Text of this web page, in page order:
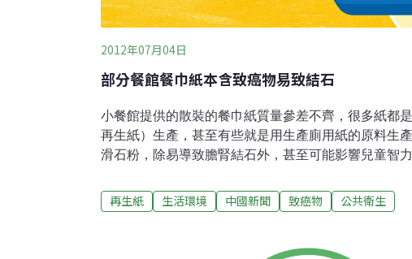
2012年07月04日
部分餐館餐巾紙本含致癌物易致結石
小餐館提供的散裝的餐巾紙質量參差不齊，很多紙都
再生紙）生產，甚至有些就是用生產廁用紙的原料生
滑石粉，除易導致膽腎結石外，甚至可能影響兒童智
輕輕一扯就斷裂，還有很多小吃店和大排檔直接用廁
巾紙。不過，成都市的許多大中型飯店一般是有償提
料一般是用回收再加工的紙張製作出來的，就是再生
再生紙 生活環境 中國新聞 致癌物 公共衛生